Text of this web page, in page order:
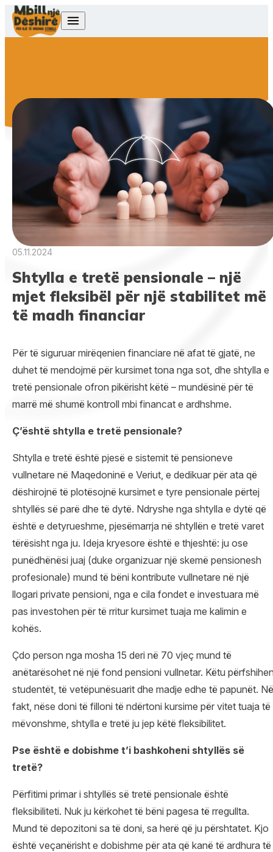
Skip to content
05.11.2024
Shtylla e tretë pensionale – një
mjet fleksibël për një stabilitet më
të madh financiar
Për të siguruar mirëqenien financiare në afat të gjatë, ne
duhet të mendojmë për kursimet tona nga sot, dhe shtylla e
tretë pensionale ofron pikërisht këtë – mundësinë për të
marrë më shumë kontroll mbi financat e ardhshme.
Ç’është shtylla e tretë pensionale?
Shtylla e tretë është pjesë e sistemit të pensioneve
vullnetare në Maqedoninë e Veriut, e dedikuar për ata që
dëshirojnë të plotësojnë kursimet e tyre pensionale përtej
shtyllës së parë dhe të dytë. Ndryshe nga shtylla e dytë që
është e detyrueshme, pjesëmarrja në shtyllën e tretë varet
tërësisht nga ju. Ideja kryesore është e thjeshtë: ju ose
punëdhënësi juaj (duke organizuar një skemë pensionesh
profesionale) mund të bëni kontribute vullnetare në një
llogari private pensioni, nga e cila fondet e investuara më
pas investohen për të rritur kursimet tuaja me kalimin e
kohës.
Çdo person nga mosha 15 deri në 70 vjeç mund të
anëtarësohet në një fond pensioni vullnetar. Këtu
studentët, të vetëpunësuarit dhe madje edhe të papunët. Në
fakt, nëse doni të filloni të ndërtoni kursime për vitet tuaja të
mëvonshme, shtylla e tretë ju jep këtë fleksibilitet.
Pse është e dobishme t’i bashkoheni shtyllës së
tretë?
Përfitimi primar i shtyllës së tretë pensionale është
fleksibiliteti. Nuk ju kërkohet të bëni pagesa të rregullta.
Mund të depozitoni sa të doni, sa herë që ju përshtatet. Kjo
është veçanërisht e dobishme për ata që kanë të ardhura të